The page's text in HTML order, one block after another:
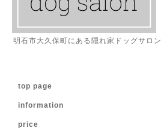
明石市大久保町にある隠れ家ドッグサロン
top page
information
price